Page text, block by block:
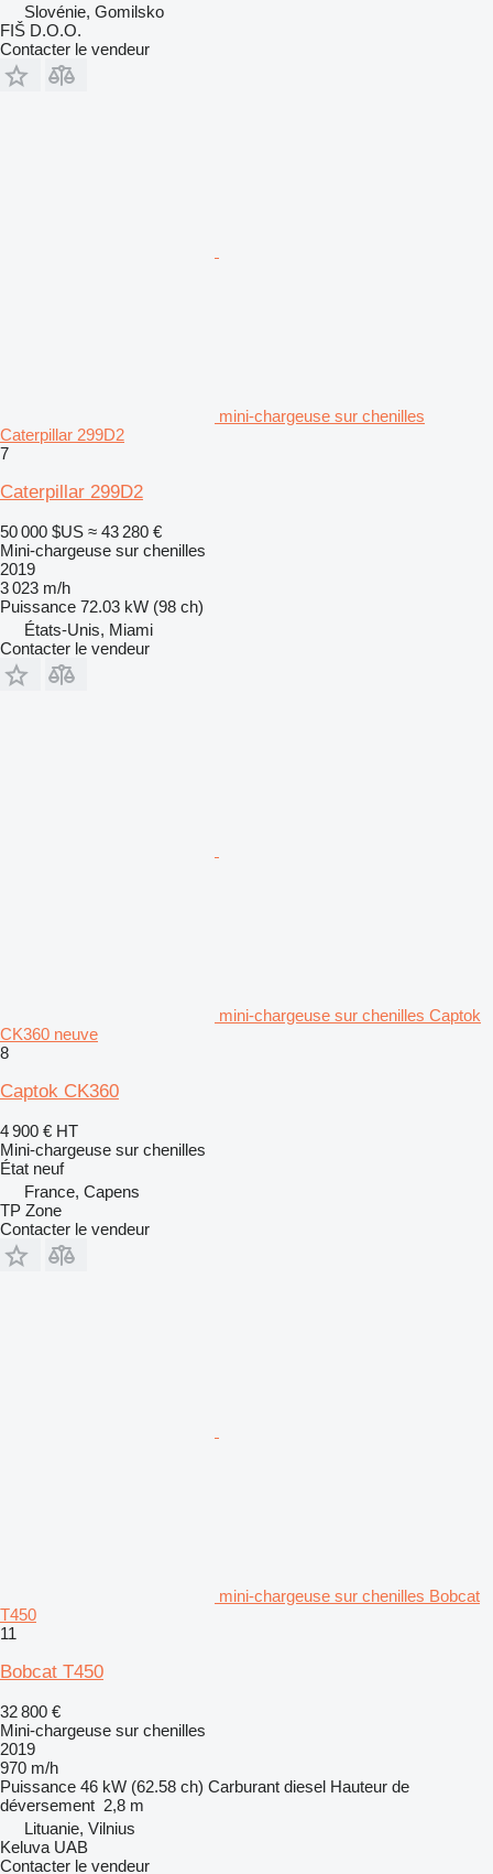
Slovénie, Gomilsko
FIŠ D.O.O.
Contacter le vendeur
mini-chargeuse sur chenilles
Caterpillar 299D2
7
Caterpillar 299D2
50 000 $US ≈ 43 280 €
Mini-chargeuse sur chenilles
2019
3 023 m/h
Puissance 72.03 kW (98 ch)
États-Unis, Miami
Contacter le vendeur
mini-chargeuse sur chenilles Captok
CK360 neuve
8
Captok CK360
4 900 € HT
Mini-chargeuse sur chenilles
État neuf
France, Capens
TP Zone
Contacter le vendeur
mini-chargeuse sur chenilles Bobcat
T450
11
Bobcat T450
32 800 €
Mini-chargeuse sur chenilles
2019
970 m/h
Puissance 46 kW (62.58 ch) Carburant diesel Hauteur de
déversement 2,8 m
Lituanie, Vilnius
Keluva UAB
Contacter le vendeur